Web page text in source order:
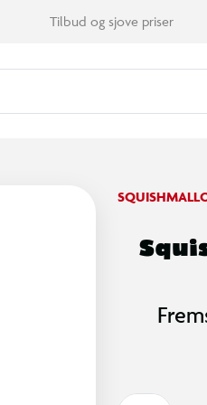
Tilbud og sjove priser